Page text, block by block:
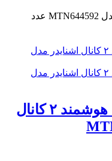
مبدل دیجیتال سنتی به هوشمند ۲ کانال